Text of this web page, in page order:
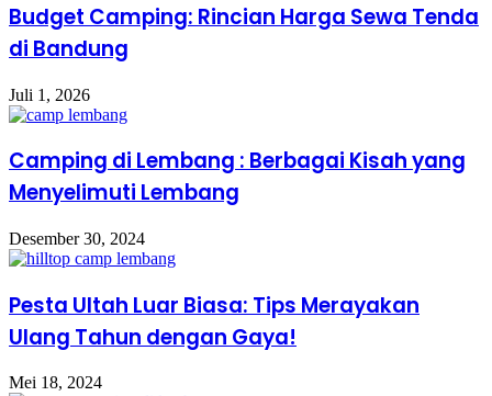
Budget Camping: Rincian Harga Sewa Tenda
di Bandung
Juli 1, 2026
Camping di Lembang : Berbagai Kisah yang
Menyelimuti Lembang
Desember 30, 2024
Pesta Ultah Luar Biasa: Tips Merayakan
Ulang Tahun dengan Gaya!
Mei 18, 2024